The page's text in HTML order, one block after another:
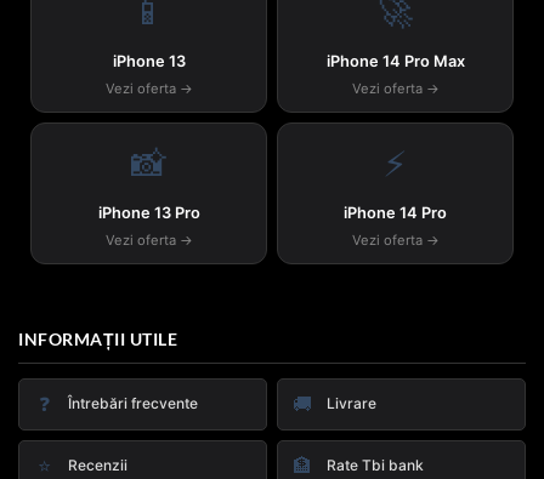
📱
iPhone 13
Vezi oferta →
🚀
iPhone 14 Pro Max
Vezi oferta →
📸
iPhone 13 Pro
Vezi oferta →
⚡
iPhone 14 Pro
Vezi oferta →
INFORMAȚII UTILE
❓ Întrebări frecvente 🚚 Livrare
⭐ Recenzii 🏦 Rate Tbi bank